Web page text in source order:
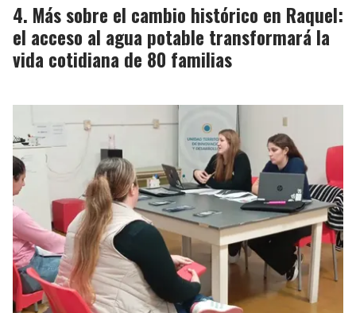
Más sobre el cambio histórico en Raquel:
el acceso al agua potable transformará la
vida cotidiana de 80 familias